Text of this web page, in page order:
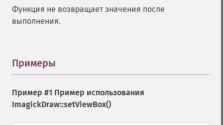
Функция не возвращает значения после
выполнения.
Примеры
Пример #1 Пример использования
ImagickDraw::setViewBox()